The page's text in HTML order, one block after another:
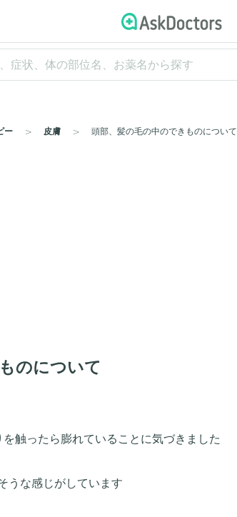
ー 皮膚 頭部、髪の毛の中のできものについて
のについて
触ったら膨れていることに気づきました
うな感じがしています